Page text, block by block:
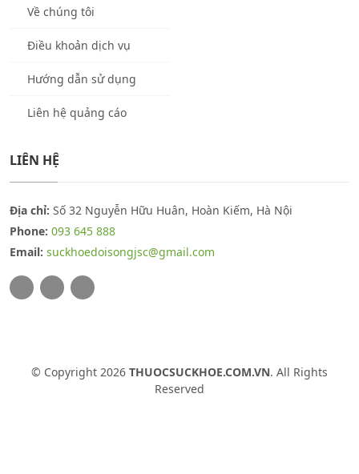
Về chúng tôi
Điều khoản dịch vụ
Hướng dẫn sử dụng
Liên hệ quảng cáo
LIÊN HỆ
Địa chỉ: Số 32 Nguyễn Hữu Huân, Hoàn Kiếm, Hà Nội
Phone: 093 645 888
Email: suckhoedoisongjsc@gmail.com
© Copyright 2026 THUOCSUCKHOE.COM.VN. All Rights
Reserved